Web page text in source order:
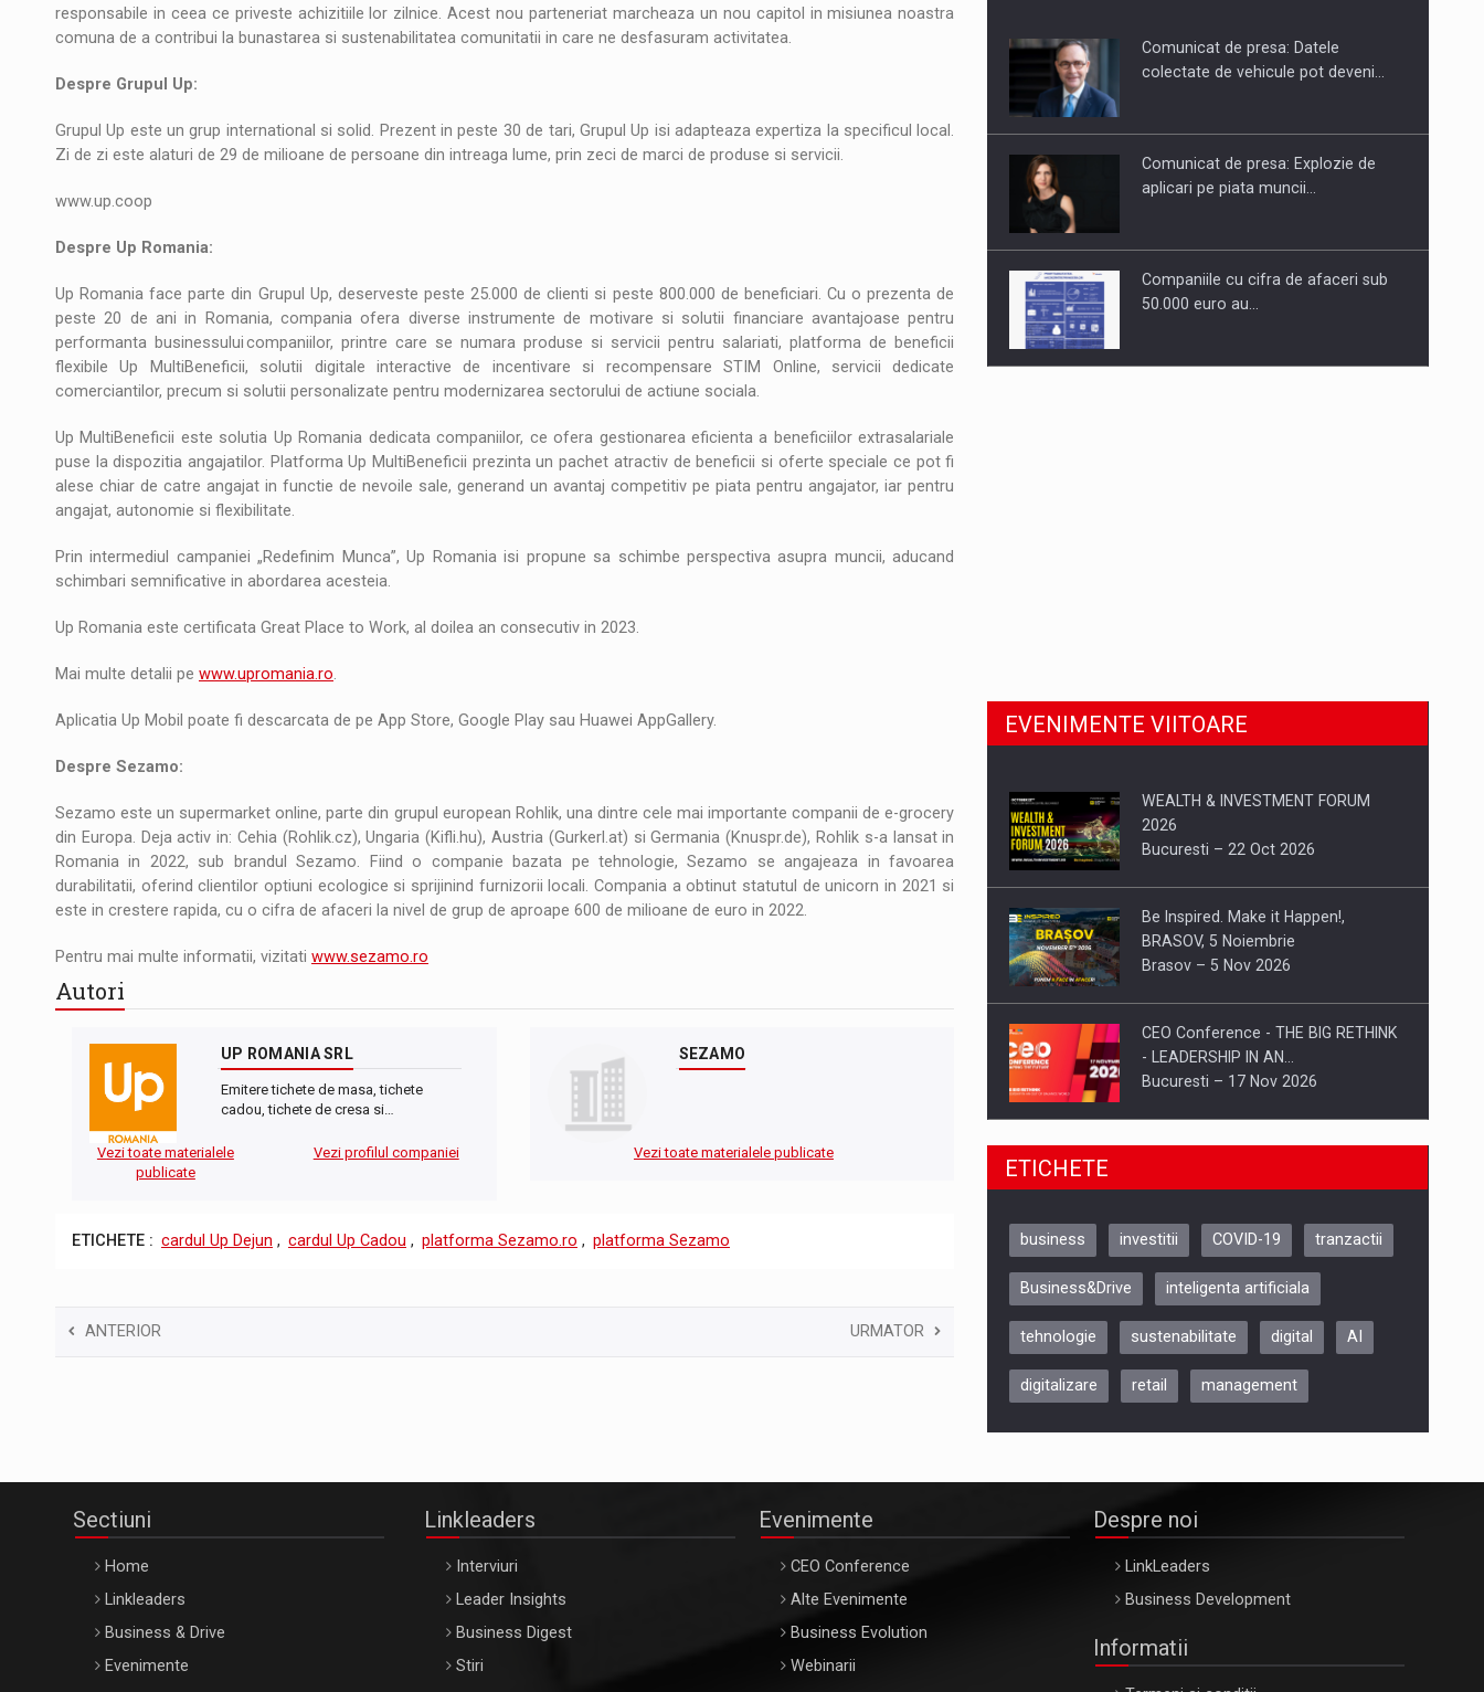
responsabile in ceea ce priveste achizitiile lor zilnice. Acest nou parteneriat marcheaza un nou capitol in misiunea noastra
comuna de a contribui la bunastarea si sustenabilitatea comunitatii in care ne desfasuram activitatea.
Despre Grupul Up:
Grupul Up este un grup international si solid. Prezent in peste 30 de tari, Grupul Up isi adapteaza expertiza la specificul local.
Zi de zi este alaturi de 29 de milioane de persoane din intreaga lume, prin zeci de marci de produse si servicii.
www.up.coop
Despre Up Romania:
Up Romania face parte din Grupul Up, deserveste peste 25.000 de clienti si peste 800.000 de beneficiari. Cu o prezenta de
peste 20 de ani in Romania, compania ofera diverse instrumente de motivare si solutii financiare avantajoase pentru
performanta businessului companiilor, printre care se numara produse si servicii pentru salariati, platforma de beneficii
flexibile Up MultiBeneficii, solutii digitale interactive de incentivare si recompensare STIM Online, servicii dedicate
comerciantilor, precum si solutii personalizate pentru modernizarea sectorului de actiune sociala.
Up MultiBeneficii este solutia Up Romania dedicata companiilor, ce ofera gestionarea eficienta a beneficiilor extrasalariale
puse la dispozitia angajatilor. Platforma Up MultiBeneficii prezinta un pachet atractiv de beneficii si oferte speciale ce pot fi
alese chiar de catre angajat in functie de nevoile sale, generand un avantaj competitiv pe piata pentru angajator, iar pentru
angajat, autonomie si flexibilitate.
Prin intermediul campaniei „Redefinim Munca”, Up Romania isi propune sa schimbe perspectiva asupra muncii, aducand
schimbari semnificative in abordarea acesteia.
Up Romania este certificata Great Place to Work, al doilea an consecutiv in 2023.
Mai multe detalii pe www.upromania.ro.
Aplicatia Up Mobil poate fi descarcata de pe App Store, Google Play sau Huawei AppGallery.
Despre Sezamo:
Sezamo este un supermarket online, parte din grupul european Rohlik, una dintre cele mai importante companii de e-grocery
din Europa. Deja activ in: Cehia (Rohlik.cz), Ungaria (Kifli.hu), Austria (Gurkerl.at) si Germania (Knuspr.de), Rohlik s-a lansat in
Romania in 2022, sub brandul Sezamo. Fiind o companie bazata pe tehnologie, Sezamo se angajeaza in favoarea
durabilitatii, oferind clientilor optiuni ecologice si sprijinind furnizorii locali. Compania a obtinut statutul de unicorn in 2021 si
este in crestere rapida, cu o cifra de afaceri la nivel de grup de aproape 600 de milioane de euro in 2022.
Pentru mai multe informatii, vizitati www.sezamo.ro
Autori
UP ROMANIA SRL
Emitere tichete de masa, tichete
cadou, tichete de cresa si…
Vezi toate materialele
publicate
Vezi profilul companiei
SEZAMO
Vezi toate materialele publicate
ETICHETE : cardul Up Dejun , cardul Up Cadou , platforma Sezamo.ro , platforma Sezamo
ANTERIOR URMATOR
PUTTING ROMANIAN CORPORATE
Comunicat de presa: Datele
colectate de vehicule pot deveni…
Comunicat de presa: Explozie de
aplicari pe piata muncii…
Companiile cu cifra de afaceri sub
50.000 euro au…
EVENIMENTE VIITOARE
WEALTH & INVESTMENT FORUM
2026
Bucuresti – 22 Oct 2026
Be Inspired. Make it Happen!,
BRASOV, 5 Noiembrie
Brasov – 5 Nov 2026
CEO Conference - THE BIG RETHINK
- LEADERSHIP IN AN…
Bucuresti – 17 Nov 2026
Be Inspired. Make it Happen!, CLUJ, 9
ARTEMIS LETO, ORADEA, 8
Oradea – 8 Oct 2026
ETICHETE
business investitii COVID-19 tranzactii
Business&Drive inteligenta artificiala
tehnologie sustenabilitate digital AI
digitalizare retail management
Sectiuni
Home
Linkleaders
Business & Drive
Evenimente
Linkleaders
Interviuri
Leader Insights
Business Digest
Stiri
Evenimente
CEO Conference
Alte Evenimente
Business Evolution
Webinarii
Despre noi
LinkLeaders
Business Development
Informatii